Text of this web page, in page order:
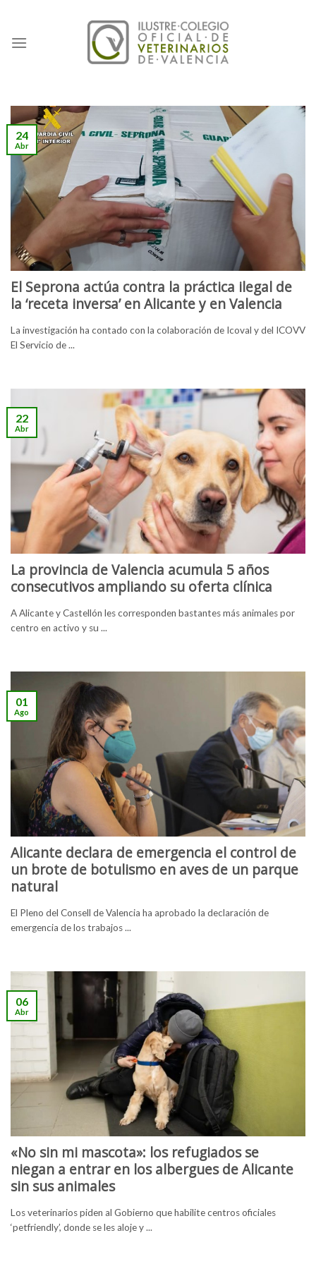
content
El Seprona actúa contra la práctica ilegal de
la ‘receta inversa’ en Alicante y en Valencia
La investigación ha contado con la colaboración de Icoval y del ICOVV
El Servicio de ...
24
Abr
La provincia de Valencia acumula 5 años
consecutivos ampliando su oferta clínica
A Alicante y Castellón les corresponden bastantes más animales por
centro en activo y su ...
22
Abr
Alicante declara de emergencia el control de
un brote de botulismo en aves de un parque
natural
El Pleno del Consell de Valencia ha aprobado la declaración de
emergencia de los trabajos ...
01
Ago
«No sin mi mascota»: los refugiados se
niegan a entrar en los albergues de Alicante
sin sus animales
Los veterinarios piden al Gobierno que habilite centros oficiales
‘petfriendly’, donde se les aloje y ...
06
Abr